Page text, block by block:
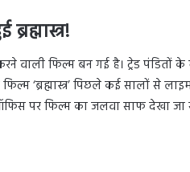
वाली फिल्म बन गई है। ट्रेड पंडितों
‘ब्रह्मास्त्र’ पिछले कई सालों से
पर फिल्म का जलवा साफ देखा जा